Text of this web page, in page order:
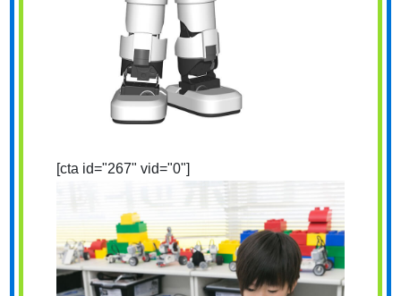
[cta id="267" vid="0"]